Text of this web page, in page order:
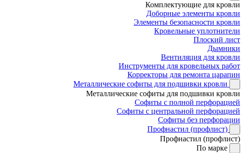
Комплектующие для кровли
Доборные элементы кровли
Элементы безопасности кровли
Кровельные уплотнители
Плоский лист
Дымники
Вентиляция для кровли
Инструменты для кровельных работ
Корректоры для ремонта царапин
Металлические софиты для подшивки кровли
Металлические софиты для подшивки кровли
Софиты с полной перфорацией
Софиты с центральной перфорацией
Софиты без перфорации
Профнастил (профлист)
Профнастил (профлист)
По марке